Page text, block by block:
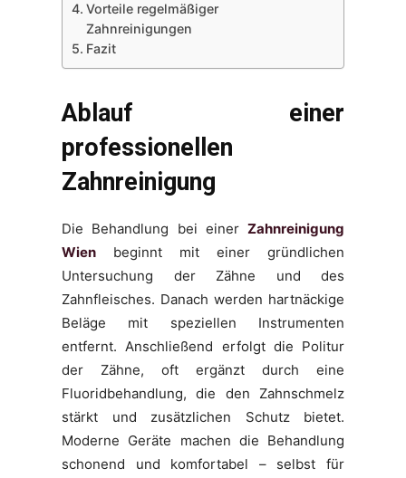
Vorteile regelmäßiger
Zahnreinigungen
Fazit
Ablauf einer
professionellen
Zahnreinigung
Die Behandlung bei einer Zahnreinigung
Wien beginnt mit einer gründlichen
Untersuchung der Zähne und des
Zahnfleisches. Danach werden hartnäckige
Beläge mit speziellen Instrumenten
entfernt. Anschließend erfolgt die Politur
der Zähne, oft ergänzt durch eine
Fluoridbehandlung, die den Zahnschmelz
stärkt und zusätzlichen Schutz bietet.
Moderne Geräte machen die Behandlung
schonend und komfortabel – selbst für